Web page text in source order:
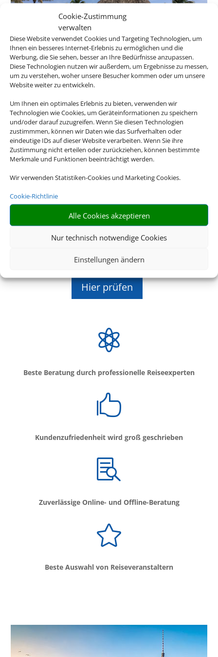
Cookie-Zustimmung
verwalten
Diese Website verwendet Cookies und Targeting Technologien, um
Ihnen ein besseres Internet-Erlebnis zu ermöglichen und die
Werbung, die Sie sehen, besser an Ihre Bedürfnisse anzupassen.
Diese Technologien nutzen wir außerdem, um Ergebnisse zu messen,
um zu verstehen, woher unsere Besucher kommen oder um unsere
Website weiter zu entwickeln.
Um Ihnen ein optimales Erlebnis zu bieten, verwenden wir
Technologien wie Cookies, um Geräteinformationen zu speichern
und/oder darauf zuzugreifen. Wenn Sie diesen Technologien
zustimmmen, können wir Daten wie das Surfverhalten oder
eindeutige IDs auf dieser Website verarbeiten. Wenn Sie ihre
Zustimmung nicht erteilen oder zurückziehen, können bestimmte
Merkmale und Funktionen beeinträchtigt werden.
Wir verwenden Statistiken-Cookies und Marketing Cookies.
Cookie-Richtlinie
Alle Cookies akzeptieren
Nur technisch notwendige Cookies
Einstellungen ändern
Verspätung? Erstattung prüfen!
Prüfen Sie hier, ob Sie Ansprüche geltend machen können
Hier prüfen

Beste Beratung durch professionelle Reiseexperten

Kundenzufriedenheit wird groß geschrieben

Zuverlässige Online- und Offline-Beratung

Beste Auswahl von Reiseveranstaltern